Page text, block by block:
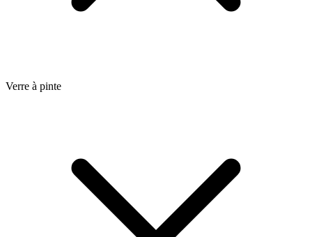
Verre à pinte